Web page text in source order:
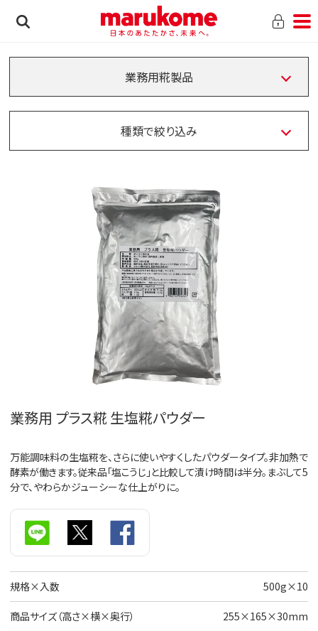
業務用糀製品
種類で絞り込み
業務用 プラス糀 生塩糀パウダー
万能調味料の生塩糀を、さらに使いやすくしたパウダータイプ。非加熱で
酵素が働きます。従来品「塩こうじ」と比較して漬け時間は半分。 まぶして5
分で、やわらかジューシーな仕上がりに。
規格×入数 500g×10
商品サイズ（高さ×横×奥行） 255×165×30mm